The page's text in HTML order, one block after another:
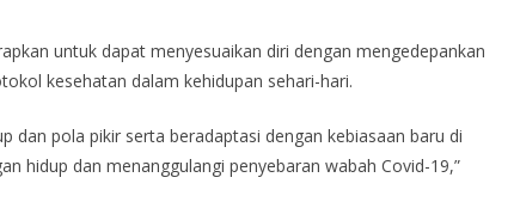
untuk dapat menyesuaikan diri dengan mengedepankan
kesehatan dalam kehidupan sehari-hari.
dan pola pikir serta beradaptasi dengan kebiasaan baru di
hidup dan menanggulangi penyebaran wabah Covid-19,”